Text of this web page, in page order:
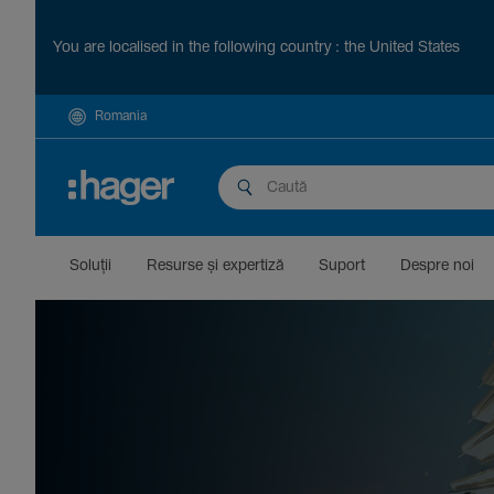
You are localised in the following country : the United States
Romania
Soluții Resurse și exper­tiză Suport Despre noi